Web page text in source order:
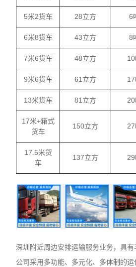
5米2货车 28立方 6
6米8货车 43立方 8
7米6货车 48立方
9米6货车 61立方
13米货车 81立方
17米+箱式
货车
150立方
17.5米货
车
137立方
深圳附近周边安排运输服务业务，具有
公司采用多功能、多元化、多体制的